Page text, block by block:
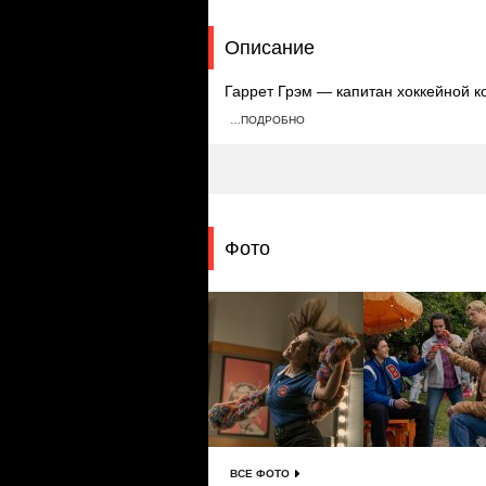
Описание
Гаррет Грэм — капитан хоккейной
продолжить играть. Он просит
…ПОДРОБНО
Фото
ВСЕ ФОТО